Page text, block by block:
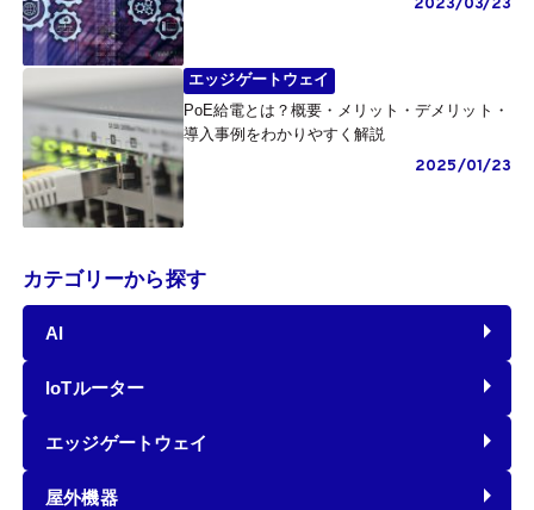
エッジゲートウェイ
PoE給電とは？概要・メリット・デメリット・
導入事例をわかりやすく解説
2025/01/23
カテゴリーから探す
AI
IoTルーター
エッジゲートウェイ
屋外機器